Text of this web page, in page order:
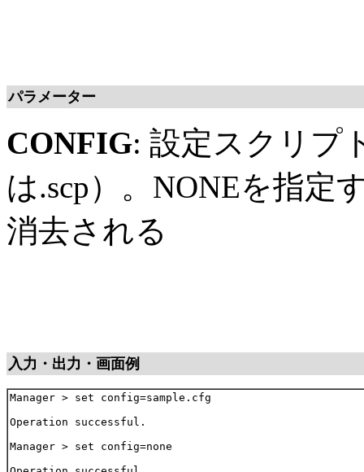
パラメーター
CONFIG: 設定スクリプ
は.scp）。NONEを指定
消去される
入力・出力・画面例
Manager > set config=sample.cfg
Operation successful.
Manager > set config=none